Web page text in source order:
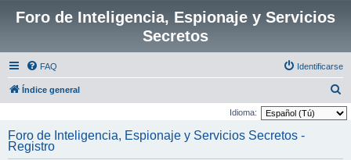
Foro de Inteligencia, Espionaje y Servicios
Secretos
FAQ Identificarse
Índice general
u
Idioma:
Foro de Inteligencia, Espionaje y Servicios Secretos -
Registro